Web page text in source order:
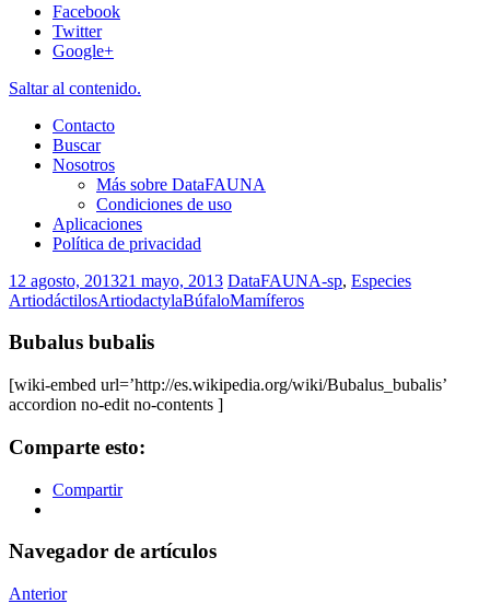
Facebook
Twitter
Google+
Saltar al contenido.
Contacto
Buscar
Nosotros
Más sobre DataFAUNA
Condiciones de uso
Aplicaciones
Política de privacidad
12 agosto, 201321 mayo, 2013 DataFAUNA-sp, Especies
ArtiodáctilosArtiodactylaBúfaloMamíferos
Bubalus bubalis
[wiki-embed url=’http://es.wikipedia.org/wiki/Bubalus_bubalis’
accordion no-edit no-contents ]
Comparte esto:
Compartir
Navegador de artículos
Anterior